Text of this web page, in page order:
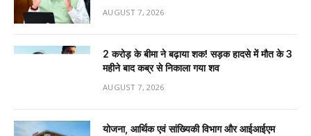
AUGUST 7, 2026
2 करोड़ के बीमा ने बढ़ाया शक! सड़क हादसे में मौत के 3
महीने बाद कब्र से निकाला गया शव
AUGUST 7, 2026
योजना, आर्थिक एवं सांख्यिकी विभाग और आईआईएम